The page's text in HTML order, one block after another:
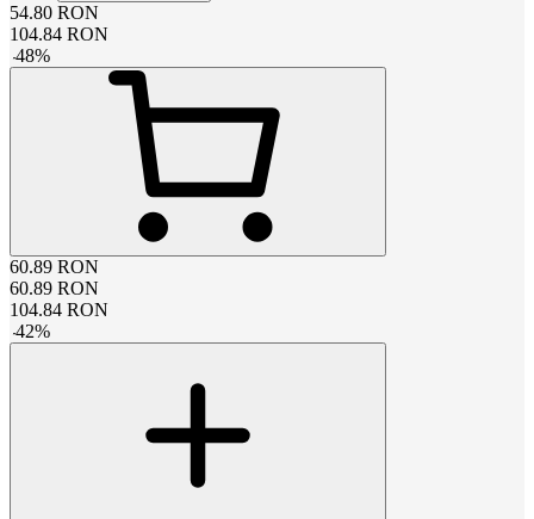
54.80 RON
104.84 RON
-48%
60.89 RON
60.89 RON
104.84 RON
-42%